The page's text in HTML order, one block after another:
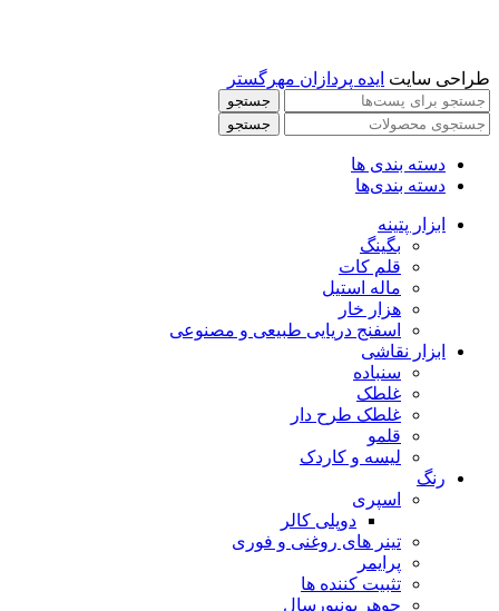
طراحی سایت ایده پردازان مهرگستر
جستجو
جستجو
دسته بندی ها
دسته بندی‌ها
ابزار پتینه
بگینگ
قلم کات
ماله استیل
هزار خار
اسفنج دریایی طبیعی و مصنوعی
ابزار نقاشی
سنباده
غلطک
غلطک طرح دار
قلمو
لیسه و کاردک
رنگ
اسپری
دوپلی کالر
تینر های روغنی و فوری
پرایمر
تثبیت کننده ها
جوهر یونیورسال